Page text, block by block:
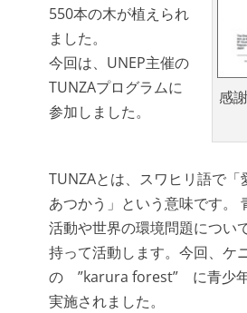
感
550本の木が植えられ
ました。
今回は、UNEP主催の
TUNZAプログラムに
参加しました。
TUNZAとは、スワヒリ語で「
あつかう」という意味です。
活動や世界の環境問題につい
持って活動します。今回、ケ
の ”karura forest” に青少
実施されました。